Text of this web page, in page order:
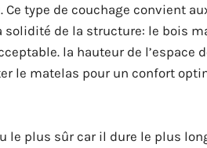
type de couchage convient
de la structure: le bois
la hauteur de l’espace
le matelas pour un confort
le plus sûr car il dure le plus